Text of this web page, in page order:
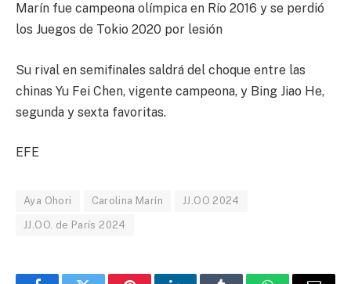
Marín fue campeona olímpica en Río 2016 y se perdió
los Juegos de Tokio 2020 por lesión
Su rival en semifinales saldrá del choque entre las
chinas Yu Fei Chen, vigente campeona, y Bing Jiao He,
segunda y sexta favoritas.
EFE
Aya Ohori Carolina Marín JJ.OO 2024
JJ.OO. de París 2024